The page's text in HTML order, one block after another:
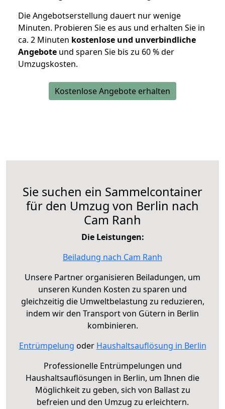
Die Angebotserstellung dauert nur wenige
Minuten. Probieren Sie es aus und erhalten Sie in
ca. 2 Minuten kostenlose und unverbindliche
Angebote und sparen Sie bis zu 60 % der
Umzugskosten.
Kostenlose Angebote erhalten
Sie suchen ein Sammelcontainer
für den Umzug von Berlin nach
Cam Ranh
Die Leistungen:
Beiladung nach Cam Ranh
Unsere Partner organisieren Beiladungen, um
unseren Kunden Kosten zu sparen und
gleichzeitig die Umweltbelastung zu reduzieren,
indem wir den Transport von Gütern in Berlin
kombinieren.
Entrümpelung oder Haushaltsauflösung in Berlin
Professionelle Entrümpelungen und
Haushaltsauflösungen in Berlin, um Ihnen die
Möglichkeit zu geben, sich von Ballast zu
befreien und den Umzug zu erleichtern.